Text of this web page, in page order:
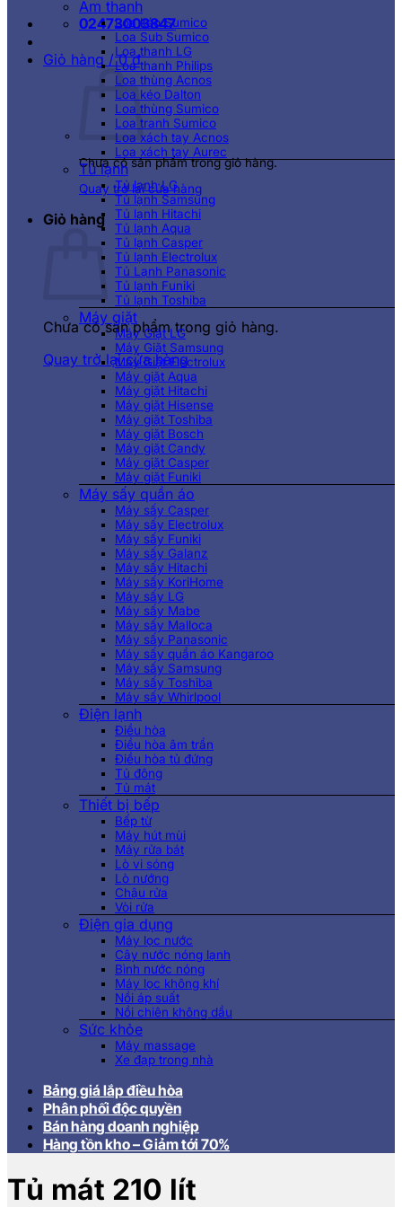
02473003847
Giỏ hàng /0₫
Chưa có sản phẩm trong giỏ hàng.
Quay trở lại cửa hàng
Giỏ hàng
Chưa có sản phẩm trong giỏ hàng.
Quay trở lại cửa hàng
Âm thanh
Loa kéo Sumico
Loa Sub Sumico
Loa thanh LG
Loa thanh Philips
Loa thùng Acnos
Loa kéo Dalton
Loa thùng Sumico
Loa tranh Sumico
Loa xách tay Acnos
Loa xách tay Aurec
Tủ lạnh
Tủ lạnh LG
Tủ lạnh Samsung
Tủ lạnh Hitachi
Tủ lạnh Aqua
Tủ lạnh Casper
Tủ lạnh Electrolux
Tủ Lạnh Panasonic
Tủ lạnh Funiki
Tủ lạnh Toshiba
Máy giặt
Máy Giặt LG
Máy Giặt Samsung
Máy Giặt Electrolux
Máy giặt Aqua
Máy giặt Hitachi
Máy giặt Hisense
Máy giặt Toshiba
Máy giặt Bosch
Máy giặt Candy
Máy giặt Casper
Máy giặt Funiki
Máy sấy quần áo
Máy sấy Casper
Máy sấy Electrolux
Máy sấy Funiki
Máy sấy Galanz
Máy sấy Hitachi
Máy sấy KoriHome
Máy sấy LG
Máy sấy Mabe
Máy sấy Malloca
Máy sấy Panasonic
Máy sấy quần áo Kangaroo
Máy sấy Samsung
Máy sấy Toshiba
Máy sấy Whirlpool
Điện lạnh
Điều hòa
Điều hòa âm trần
Điều hòa tủ đứng
Tủ đông
Tủ mát
Thiết bị bếp
Bếp từ
Máy hút mùi
Máy rửa bát
Lò vi sóng
Lò nướng
Chậu rửa
Vòi rửa
Điện gia dụng
Máy lọc nước
Cây nước nóng lạnh
Bình nước nóng
Máy lọc không khí
Nồi áp suất
Nồi chiên không dầu
Sức khỏe
Máy massage
Xe đạp trong nhà
Bảng giá lắp điều hòa
Phân phối độc quyền
Bán hàng doanh nghiệp
Hàng tồn kho – Giảm tới 70%
Tủ mát 210 lít